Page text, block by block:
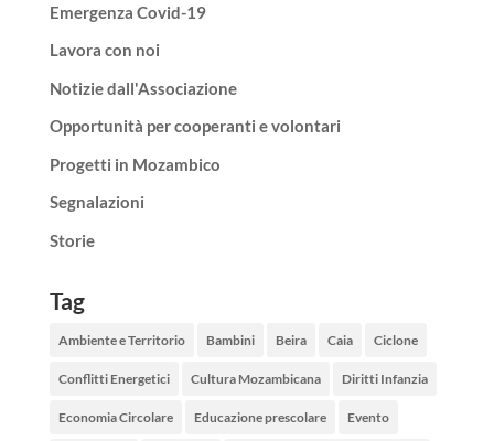
Emergenza Covid-19
Lavora con noi
Notizie dall'Associazione
Opportunità per cooperanti e volontari
Progetti in Mozambico
Segnalazioni
Storie
Tag
Ambiente e Territorio Bambini Beira Caia Ciclone
Conflitti Energetici Cultura Mozambicana Diritti Infanzia
Economia Circolare Educazione prescolare Evento